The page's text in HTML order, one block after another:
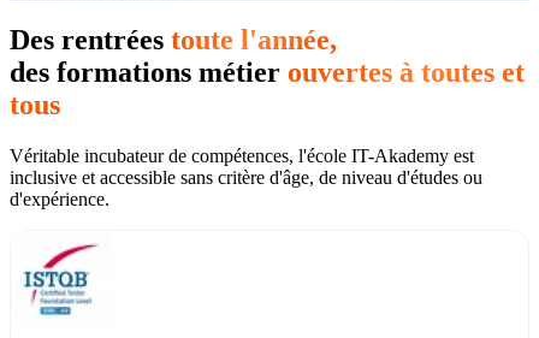
Des rentrées toute l'année,
des formations métier ouvertes à toutes et
tous
Véritable incubateur de compétences, l'école IT-Akademy est
inclusive et accessible sans critère d'âge, de niveau d'études ou
d'expérience.